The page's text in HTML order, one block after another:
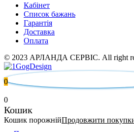
Кабінет
Список бажань
Гарантія
Доставка
Оплата
© 2023 АРЛАНДА СЕРВІС. All right
0
0
Кошик
Кошик порожнійПродовжити